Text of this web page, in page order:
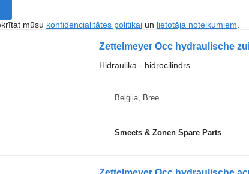
mūsu konfidencialitātes politikaiun lietotāja noteikumiem
Hidraulika - hidrocilindrs
Beļģija, Bree
Smeets & Zonen Spare Parts